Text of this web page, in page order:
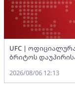
UFC |
ბრიტოს
2026/08/06 12:13